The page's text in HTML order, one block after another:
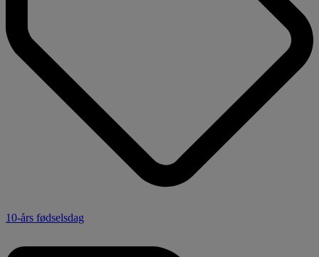
10-års fødselsdag